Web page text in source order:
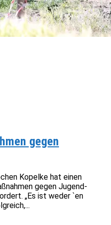
gegen
Kopelke hat einen
gegen Jugend-
„Es ist weder `en